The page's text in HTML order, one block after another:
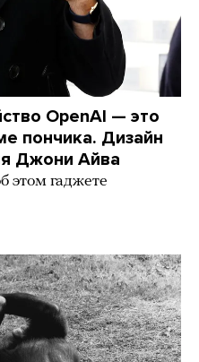
OpenAI — это
пончика. Дизайн
Джони Айва
этом гаджете